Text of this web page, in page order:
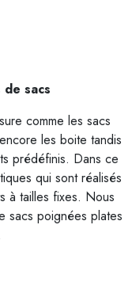
sacs
comme les sacs
les boite tandis
prédéfinis. Dans ce
qui sont réalisés
à tailles fixes. Nous
sacs poignées plates